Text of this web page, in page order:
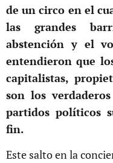
de un circo en el
las grandes
abstención y el
entendieron que
capitalistas,
son los
partidos políticos
fin.
Este salto en la